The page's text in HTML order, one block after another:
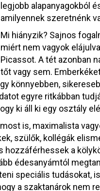
legjobb alapanyagokból
amilyennek szeretnénk
Mi hiányzik? Sajnos
miért nem vagyok
Picassot. A tét azonban
vagy sem.
könnyebben,
egyre ritkábban
ki áll ki egy osztály
is, maximalista
szülők, kollégák
hozzáférhessek a
édesanyámtól
speciális tudásokat,
a szaktanárok nem